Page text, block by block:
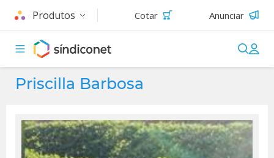
Produtos Cotar Anunciar
Priscilla Barbosa